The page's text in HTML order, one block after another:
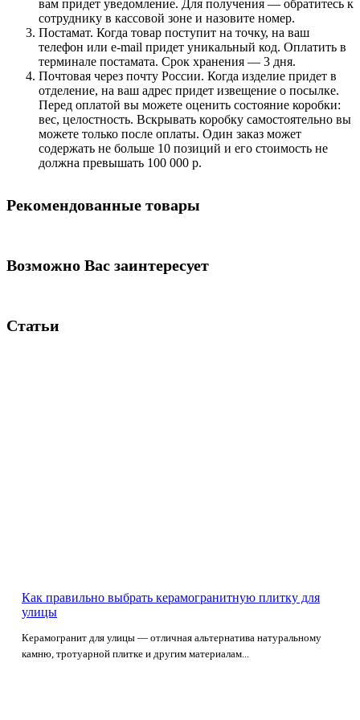
вам придет уведомление. Для получения — обратитесь к
сотруднику в кассовой зоне и назовите номер.
Постамат. Когда товар поступит на точку, на ваш
телефон или e-mail придет уникальный код. Оплатить в
терминале постамата. Срок хранения — 3 дня.
Почтовая через почту России. Когда изделие придет в
отделение, на ваш адрес придет извещение о посылке.
Перед оплатой вы можете оценить состояние коробки:
вес, целостность. Вскрывать коробку самостоятельно вы
можете только после оплаты. Один заказ может
содержать не больше 10 позиций и его стоимость не
должна превышать 100 000 р.
Рекомендованные товары
Возможно Вас заинтересует
Статьи
Как правильно выбрать керамогранитную плитку для
улицы
Керамогранит для улицы — отличная альтернатива натуральному
камню, тротуарной плитке и другим материалам...